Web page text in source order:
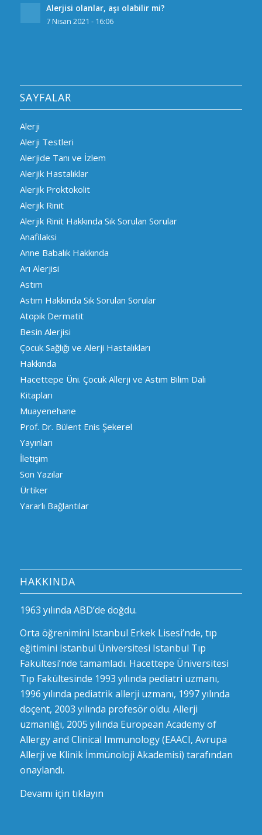
Alerjisi olanlar, aşı olabilir mi?
7 Nisan 2021 - 16:06
SAYFALAR
Alerji
Alerji Testleri
Alerjide Tanı ve İzlem
Alerjik Hastalıklar
Alerjik Proktokolit
Alerjik Rinit
Alerjik Rinit Hakkında Sık Sorulan Sorular
Anafilaksi
Anne Babalık Hakkında
Arı Alerjisi
Astım
Astım Hakkında Sık Sorulan Sorular
Atopik Dermatit
Besin Alerjisi
Çocuk Sağlığı ve Alerji Hastalıkları
Hakkında
Hacettepe Üni. Çocuk Allerji ve Astım Bilim Dalı
Kitapları
Muayenehane
Prof. Dr. Bülent Enis Şekerel
Yayınları
İletişim
Son Yazılar
Ürtiker
Yararlı Bağlantılar
HAKKINDA
1963 yılında ABD’de doğdu.
Orta öğrenimini Istanbul Erkek Lisesi’nde, tıp
eğitimini Istanbul Üniversitesi Istanbul Tıp
Fakültesi’nde tamamladı. Hacettepe Üniversitesi
Tıp Fakültesinde 1993 yılında pediatri uzmanı,
1996 yılında pediatrik allerji uzmanı, 1997 yılında
doçent, 2003 yılında profesör oldu. Allerji
uzmanlığı, 2005 yılında European Academy of
Allergy and Clinical Immunology (EAACI, Avrupa
Allerji ve Klinik İmmünoloji Akademisi) tarafından
onaylandı.
Devamı için tıklayın